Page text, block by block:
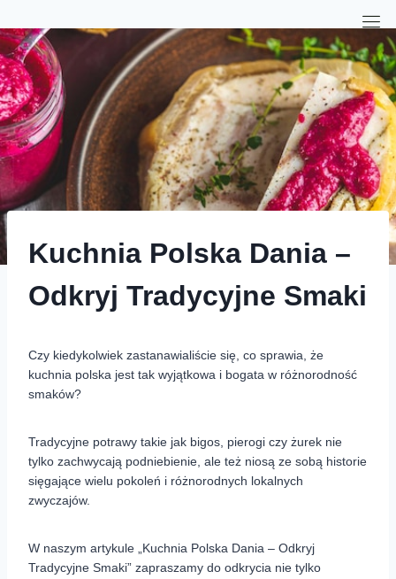
Kuchnia Polska Dania –
Odkryj Tradycyjne Smaki
Czy kiedykolwiek zastanawialiście się, co sprawia, że
kuchnia polska jest tak wyjątkowa i bogata w różnorodność
smaków?
Tradycyjne potrawy takie jak bigos, pierogi czy żurek nie
tylko zachwycają podniebienie, ale też niosą ze sobą historie
sięgające wielu pokoleń i różnorodnych lokalnych
zwyczajów.
W naszym artykule „Kuchnia Polska Dania – Odkryj
Tradycyjne Smaki” zapraszamy do odkrycia nie tylko